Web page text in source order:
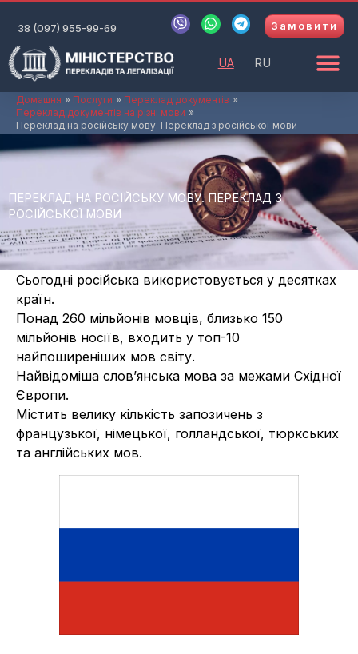
вмісту
38 (097) 955-99-69
V
i
W
h
a
p
T
e
r
Замовити
UA RU
Домашня Послуги
Переклад документів
Переклад документів на різні мови
Переклад на російську мову. Переклад з російської мови
ПЕРЕКЛАД НА РОСІЙСЬКУ МОВУ. ПЕРЕКЛАД З
РОСІЙСЬКОЇ МОВИ
Сьогодні російська використовується у десятках
країн.
Понад 260 мільйонів мовців, близько 150
мільйонів носіїв, входить у топ-10
найпоширеніших мов світу.
Найвідоміша слов’янська мова за межами Східної
Європи.
Містить велику кількість запозичень з
французької, німецької, голландської, тюркських
та англійських мов.